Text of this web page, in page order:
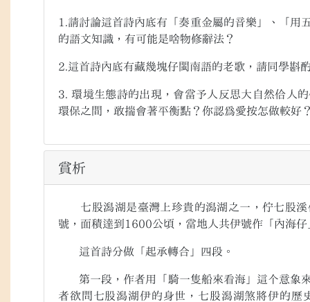
1.請討論這首詩內底有「奏重金屬的音樂」、「用
的語文知識，有可能是啥物修辭法？
2.這首詩內底有藏幾塊仔閩南語的老歌，請同學斟
3. 環境生態詩的出現，會當予人反思大自然佮人
環保之間，敢揣會著平衡點？你認為愛按怎做較好
賞析
七股潟湖是臺灣上珍貴的潟湖之一，佇七股溪
號，面積達到 1600公頃，當地人共伊號作「內海仔
這首詩分做「起承轉合」四段。
第一段，作者用「騎一隻船來看海」這个意象
者欲問七股潟湖伊的身世，七股潟湖煞將伊的歷